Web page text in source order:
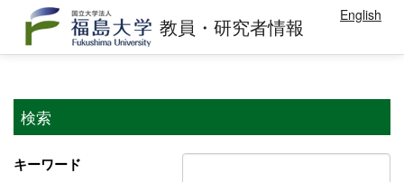
教員・研究者情報 English
検索
キーワード